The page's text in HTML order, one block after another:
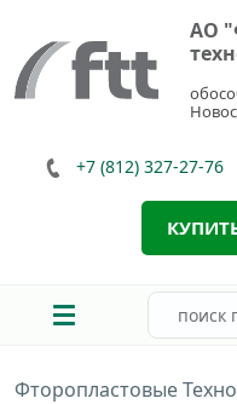
АО
+7 (812) 327-27-76
Фторопластовые